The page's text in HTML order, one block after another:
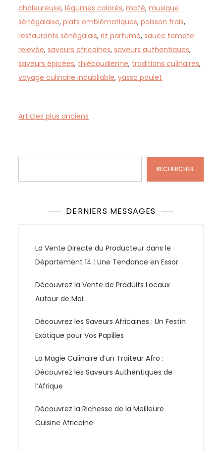
chaleureuse,légumes colorés,mafé,musique
sénégalaise,plats emblématiques,poisson frais,
restaurants sénégalais,riz parfumé,sauce tomate
relevée,saveurs africaines,saveurs authentiques,
saveurs épicées, thiéboudienne, traditions culinaires,
voyage culinaire inoubliable,yassa poulet
N
i
a
Articles plus anciens
RECHERCHER
DERNIERS MESSAGES
La Vente Directe du Producteur dans le
Département 14 : Une Tendance en Essor
Découvrez la Vente de Produits Locaux
Autour de Moi
Découvrez les Saveurs Africaines : Un Festin
Exotique pour Vos Papilles
La Magie Culinaire d’un Traiteur Afro :
Découvrez les Saveurs Authentiques de
l’Afrique
Découvrez la Richesse de la Meilleure
Cuisine Africaine